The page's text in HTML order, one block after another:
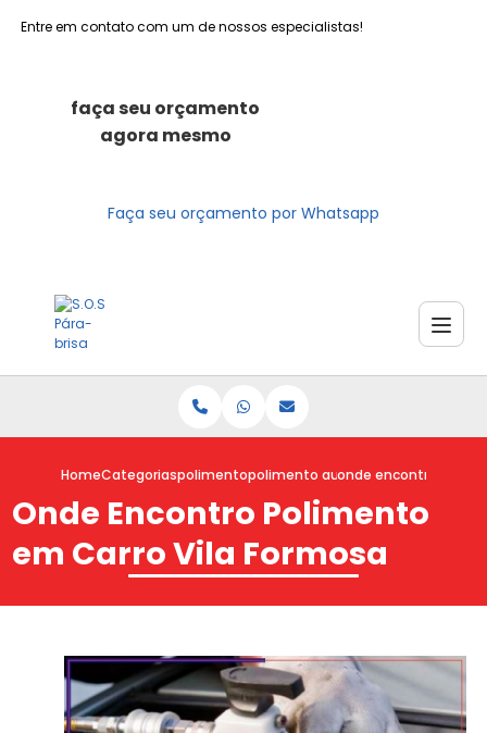
Entre em contato com um de nossos especialistas!
faça seu orçamento
agora mesmo
Faça seu orçamento por Whatsapp
HomeCategoriaspolimentopolimento automotivo
onde encontro
Onde Encontro Polimento
em Carro Vila Formosa